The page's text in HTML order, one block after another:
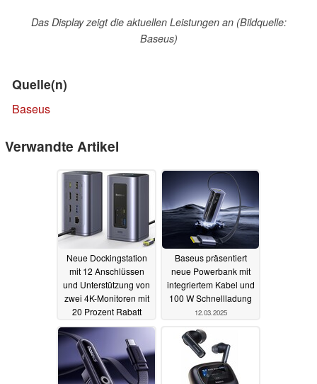
Das Display zeigt die aktuellen Leistungen an (Bildquelle:
Baseus)
Quelle(n)
Baseus
Verwandte Artikel
Neue Dockingstation
mit 12 Anschlüssen
und Unterstützung von
zwei 4K-Monitoren mit
20 Prozent Rabatt
05.06.2025
Baseus präsentiert
neue Powerbank mit
integriertem Kabel und
100 W Schnellladung
12.03.2025